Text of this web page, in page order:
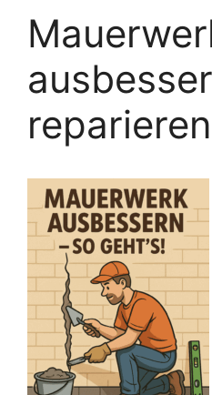
reparieren